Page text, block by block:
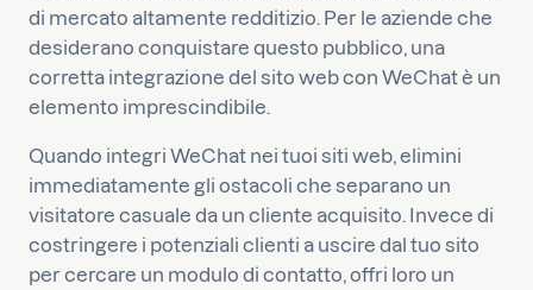
di mercato altamente redditizio. Per le aziende che
desiderano conquistare questo pubblico, una
corretta integrazione del sito web con WeChat è un
elemento imprescindibile.
Quando integri WeChat nei tuoi siti web, elimini
immediatamente gli ostacoli che separano un
visitatore casuale da un cliente acquisito. Invece di
costringere i potenziali clienti a uscire dal tuo sito
per cercare un modulo di contatto, offri loro un